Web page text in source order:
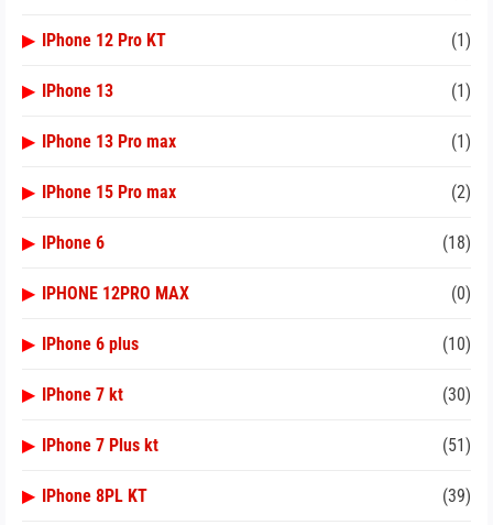
▶ IPhone 12 Pro KT (1)
▶ IPhone 13 (1)
▶ IPhone 13 Pro max (1)
▶ IPhone 15 Pro max (2)
▶ IPhone 6 (18)
▶ IPHONE 12PRO MAX (0)
▶ IPhone 6 plus (10)
▶ IPhone 7 kt (30)
▶ IPhone 7 Plus kt (51)
▶ IPhone 8PL KT (39)